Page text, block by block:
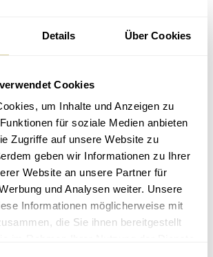
Details Über Cookies
Cookies
um Inhalte und Anzeigen zu
für soziale Medien anbieten
Zugriffe auf unsere Website zu
geben wir Informationen zu Ihrer
Website an unsere Partner für
und Analysen weiter. Unsere
Informationen möglicherweise mit
die Sie ihnen bereitgestellt
Konservativ
Ausgewogen
Gewinnorientiert